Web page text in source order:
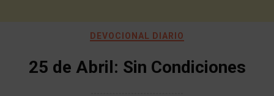
DEVOCIONAL DIARIO
25 de Abril: Sin Condiciones